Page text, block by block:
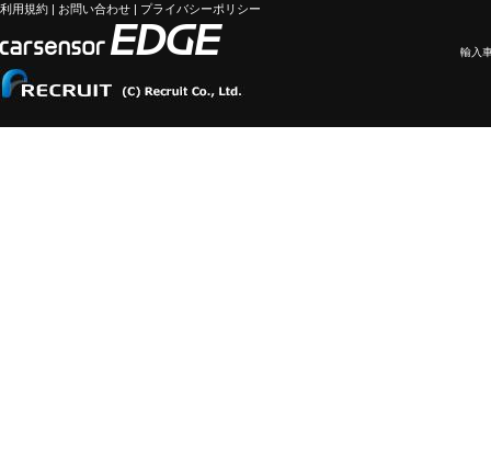
利用規約 | お問い合わせ | プライバシーポリシー
輸入